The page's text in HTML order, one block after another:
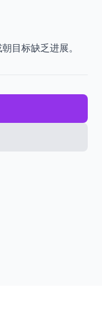
目标缺乏进展。